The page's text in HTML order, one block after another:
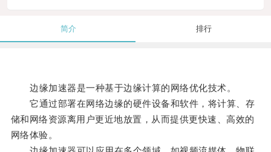
简介 排行
边缘加速器是一种基于边缘计算的网络优化技术。
它通过部署在网络边缘的硬件设备和软件，将计算、存
储和网络资源离用户更近地放置，从而提供更快速、高效的
网络体验。